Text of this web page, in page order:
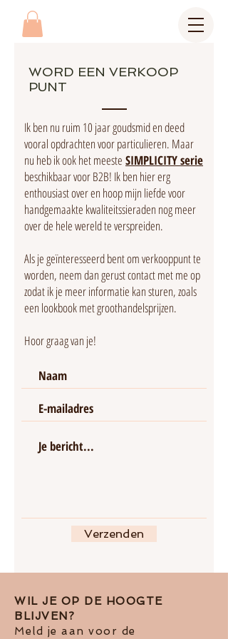
WORD EEN VERKOOP
PUNT
Ik ben nu ruim 10 jaar goudsmid en deed
vooral opdrachten voor particulieren. Maar
nu heb ik ook het meeste SIMPLICITY serie
beschikbaar voor B2B! Ik ben hier erg
enthousiast over en hoop mijn liefde voor
handgemaakte kwaliteitssieraden nog meer
over de hele wereld te verspreiden.
Als je geïnteresseerd bent om verkooppunt te
worden, neem dan gerust contact met me op
zodat ik je meer informatie kan sturen, zoals
een lookbook met groothandelsprijzen.
Hoor graag van je!
Verzenden
WIL JE OP DE HOOGTE
BLIJVEN?
Meld je aan voor de